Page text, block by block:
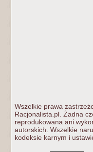
Wszelkie prawa
Racjonalista.pl. Żadna
reprodukowana ani
autorskich. Wszelkie
kodeksie karnym i